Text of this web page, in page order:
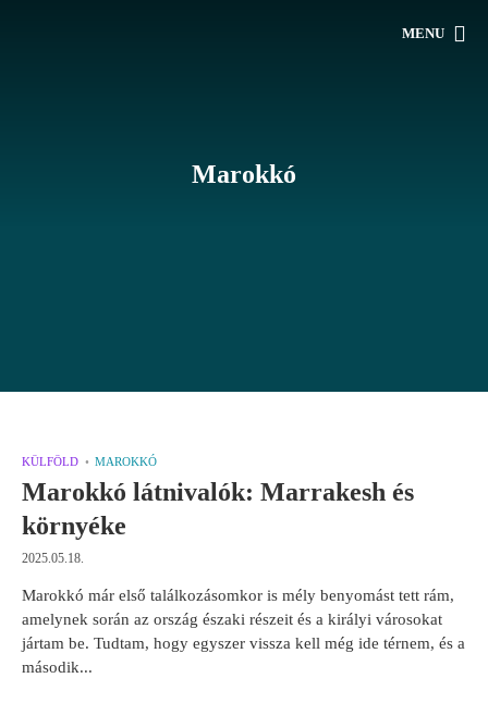
MENU
Marokkó
KÜLFÖLD MAROKKÓ
Marokkó látnivalók: Marrakesh és
környéke
2025.05.18.
Marokkó már első találkozásomkor is mély benyomást tett rám,
amelynek során az ország északi részeit és a királyi városokat
jártam be. Tudtam, hogy egyszer vissza kell még ide térnem, és a
második...